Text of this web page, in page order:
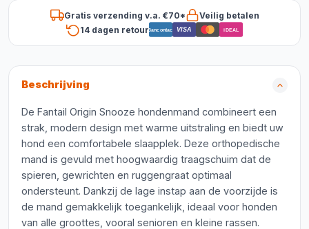
Gratis verzending v.a. €70*
Veilig betalen
14 dagen retourBancontact VISA iDEAL
Beschrijving
De Fantail Origin Snooze hondenmand combineert een
strak, modern design met warme uitstraling en biedt uw
hond een comfortabele slaapplek. Deze orthopedische
mand is gevuld met hoogwaardig traagschuim dat de
spieren, gewrichten en ruggengraat optimaal
ondersteunt. Dankzij de lage instap aan de voorzijde is
de mand gemakkelijk toegankelijk, ideaal voor honden
van alle groottes, vooral senioren en kleine rassen.